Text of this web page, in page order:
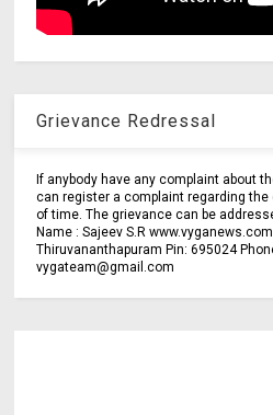
Grievance Redressal
If anybody have any complaint about
can register a complaint regarding
of time. The grievance can be
Name : Sajeev S.R
Thiruvananthapuram Pin: 695024
vygateam@gmail.com